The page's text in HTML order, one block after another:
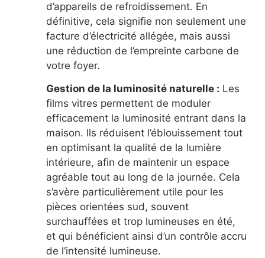
d’appareils de refroidissement. En
définitive, cela signifie non seulement une
facture d’électricité allégée, mais aussi
une réduction de l’empreinte carbone de
votre foyer.
Gestion de la luminosité naturelle : Les
films vitres permettent de moduler
efficacement la luminosité entrant dans la
maison. Ils réduisent l’éblouissement tout
en optimisant la qualité de la lumière
intérieure, afin de maintenir un espace
agréable tout au long de la journée. Cela
s’avère particulièrement utile pour les
pièces orientées sud, souvent
surchauffées et trop lumineuses en été,
et qui bénéficient ainsi d’un contrôle accru
de l’intensité lumineuse.